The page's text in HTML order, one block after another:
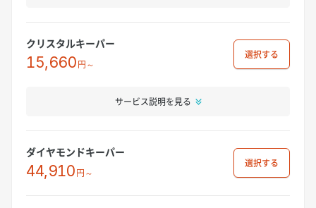
クリスタルキーパー
15,660円～
選択
サービス説明を見る
ダイヤモンドキーパー
44,910円～
選択